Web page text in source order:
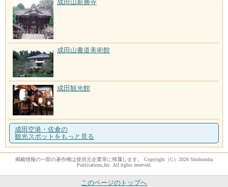
成田山新勝寺
成田山書道美術館
成田観光館
成田空港・佐倉の
観光スポットをもっと見る
掲載情報の一部の著作権は提供元企業等に帰属します。 Copyright（C）2026 Shobunsha
Publications,Inc. All rights reserved.
このページのトップへ